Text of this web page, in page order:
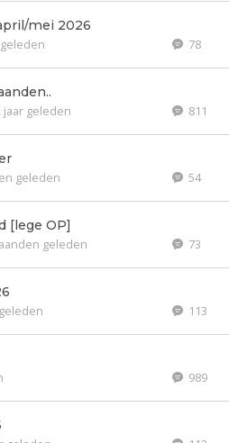
mei 2026
78
jaar geleden 811
geleden 54
[lege OP]
geleden 73
113
989